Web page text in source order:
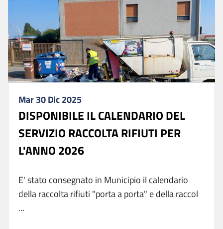
Mar 30 Dic 2025
DISPONIBILE IL CALENDARIO DEL
SERVIZIO RACCOLTA RIFIUTI PER
L'ANNO 2026
E' stato consegnato in Municipio il calendario
della raccolta rifiuti "porta a porta" e della raccol
...